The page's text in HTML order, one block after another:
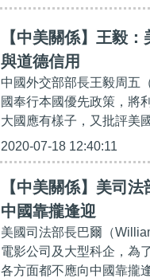
【中美關係】王毅
與道德信用
中國外交部部長王毅周五
國奉行本國優先政策，將
大國應有樣子，又批評美
2020-07-18 12:40:11
【中美關係】美司
中國靠攏逢迎
美國司法部長巴爾（
電影公司及大型科企，為
各方面都不應向中國靠攏